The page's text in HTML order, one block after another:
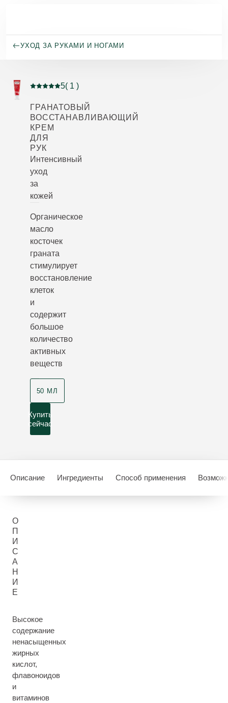
УХОД ЗА РУКАМИ И НОГАМИ
Current rating: 5 out of 5 stars rated by 1 customers
5( 1 )
ГРАНАТОВЫЙ
ВОССТАНАВЛИВАЮЩИЙ
КРЕМ
ДЛЯ
РУК
Интенсивный
уход
за
кожей
Органическое
масло
косточек
граната
стимулирует
восстановление
клеток
и
содержит
большое
количество
активных
веществ
50 МЛ
Купить
сейчас
Описание Ингредиенты Способ применения
О
П
И
С
А
Н
И
Е
Высокое
содержание
ненасыщенных
жирных
кислот,
флавоноидов
и
витаминов